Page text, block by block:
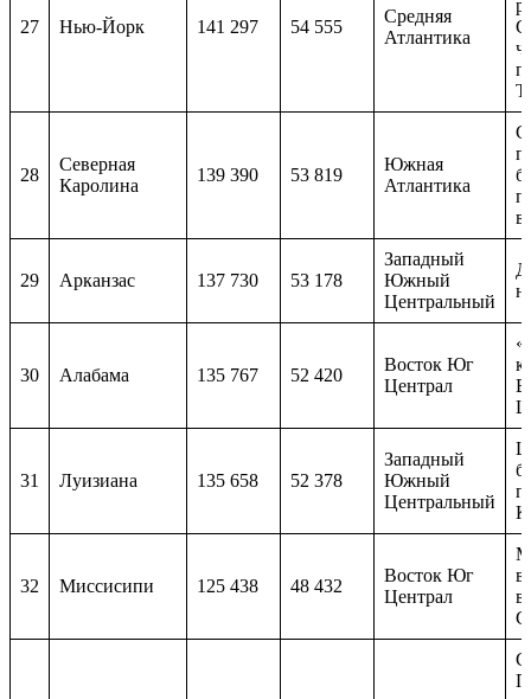
27 Нью-Йорк 141 297 54 555
Средняя
Атлантика
28
Северная
Каролина
139 390 53 819
Южная
Атлантика
29 Арканзас 137 730 53 178
Западный
Южный
Центральный
30 Алабама 135 767 52 420
Восток Юг
Централ
31 Луизиана 135 658 52 378
Западный
Южный
Центральный
32 Миссисипи 125 438 48 432
Восток Юг
Централ
в